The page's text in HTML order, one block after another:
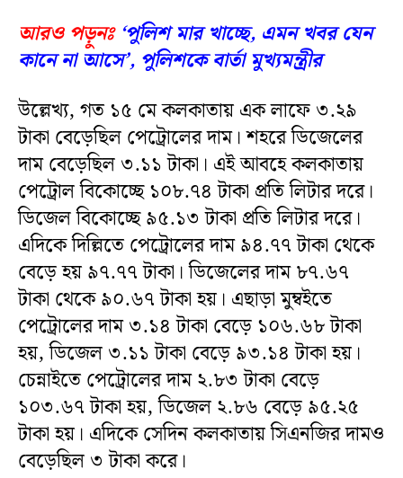
আরও পড়ুনঃ ‘পুলিশ মার খাচ্ছে, এমন খবর যেন
কানে না আসে’, পুলিশকে বার্তা মুখ্যমন্ত্রীর
উল্লেখ্য, গত ১৫ মে কলকাতায় এক লাফে ৩.২৯
টাকা বেড়েছিল পেট্রোলের দাম। শহরে ডিজেলের
দাম বেড়েছিল ৩.১১ টাকা। এই আবহে কলকাতায়
পেট্রোল বিকোচ্ছে ১০৮.৭৪ টাকা প্রতি লিটার দরে।
ডিজেল বিকোচ্ছে ৯৫.১৩ টাকা প্রতি লিটার দরে।
এদিকে দিল্লিতে পেট্রোলের দাম ৯৪.৭৭ টাকা থেকে
বেড়ে হয় ৯৭.৭৭ টাকা। ডিজেলের দাম ৮৭.৬৭
টাকা থেকে ৯০.৬৭ টাকা হয়। এছাড়া মুম্বইতে
পেট্রোলের দাম ৩.১৪ টাকা বেড়ে ১০৬.৬৮ টাকা
হয়, ডিজেল ৩.১১ টাকা বেড়ে ৯৩.১৪ টাকা হয়।
চেন্নাইতে পেট্রোলের দাম ২.৮৩ টাকা বেড়ে
১০৩.৬৭ টাকা হয়, ডিজেল ২.৮৬ বেড়ে ৯৫.২৫
টাকা হয়। এদিকে সেদিন কলকাতায় সিএনজির দামও
বেড়েছিল ৩ টাকা করে।